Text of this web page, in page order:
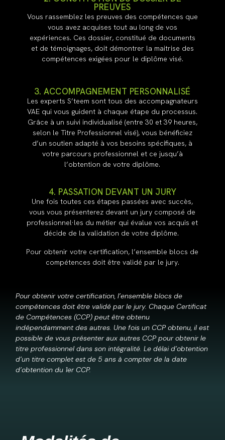
PREUVES
Vous rassemblez les preuves des compétences que
vous avez acquises tout au long de vos
expériences. Ces dossier, constitué de documents
et de témoignages, doit démontrer la maitrise des
compétences exigées pour le diplôme visé.
3. ACCOMPAGNEMENT PERSONNALISÉ
Les experts S’teem sont tous des accompagnateurs
VAE qui vous guident à chaque étape du processus.
Grâce à un suivi individualisé (entre 30 et 39 heures,
selon le Titre Professionnel visé), vous bénéficiez
d’un soutien adapté à vos besoins spécifiques, à
votre parcours professionnel et ce jusqu’à
l’obtention de votre diplôme.
4. PASSATION DEVANT UN JURY
Une fois toutes ces étapes passées avec succès,
vous vous présenterez devant un jury composé de
professionnel·les du métier qui évalue vos acquis et
décide de la validation de votre diplôme.
Pour obtenir votre certification, l’ensemble blocs de
compétences doit être validé par le jury.
Pour obtenir votre certification, l’ensemble blocs de
compétences doit être validé par le jury. Chaque Certificat
de Compétences (CCP) peut être obtenu
indépendamment des autres. Une fois un CCP obtenu, il est
possible de vous présenter aux autres CCP pour obtenir le
titre professionnel dans son intégralité. Le délai d’obtention
d’un titre complet est de 5 ans à compter de la date
d’obtention du 1er CCP.